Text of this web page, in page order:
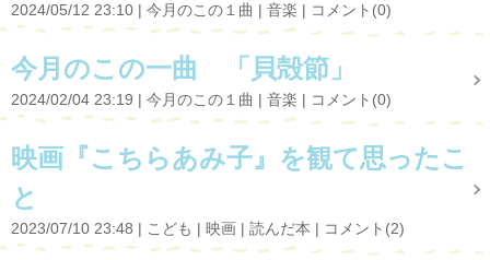
2024/05/12 23:10 今月のこの１曲 音楽 コメント(0)
今月のこの一曲 「貝殻節」
2024/02/04 23:19 今月のこの１曲 音楽 コメント(0)
映画『こちらあみ子』を観て思ったこ
と
2023/07/10 23:48 こども 映画 読んだ本 コメント(2)